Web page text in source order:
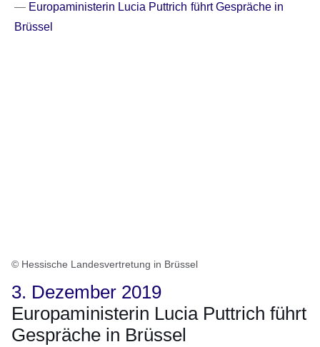
Europaministerin Lucia Puttrich führt Gespräche in
Brüssel
© Hessische Landesvertretung in Brüssel
3. Dezember 2019
Europaministerin Lucia Puttrich führt
Gespräche in Brüssel